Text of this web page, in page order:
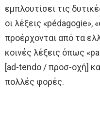
εμπλουτίσει τις
οι λέξεις «pédagogie»,
προέρχονται από τα
κοινές λέξεις όπως
[ad-tendo / προσ-οχή]
πολλές φορές.